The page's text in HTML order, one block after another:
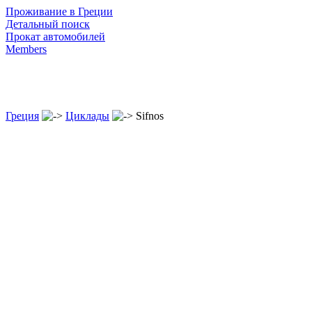
Проживание в Греции
Детальный поиск
Прокат автомобилей
Members
Греция Циклады Sifnos